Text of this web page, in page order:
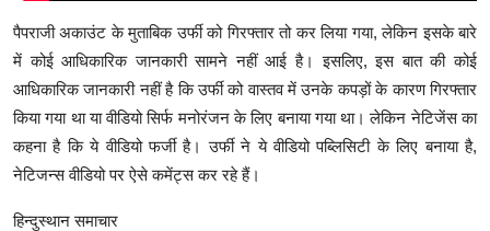
पैपराजी अकाउंट के मुताबिक उर्फी को गिरफ्तार तो कर लिया गया, लेकिन इसके बारे
में कोई आधिकारिक जानकारी सामने नहीं आई है। इसलिए, इस बात की कोई
आधिकारिक जानकारी नहीं है कि उर्फी को वास्तव में उनके कपड़ों के कारण गिरफ्तार
किया गया था या वीडियो सिर्फ मनोरंजन के लिए बनाया गया था। लेकिन नेटिजेंस का
कहना है कि ये वीडियो फर्जी है। उर्फी ने ये वीडियो पब्लिसिटी के लिए बनाया है,
नेटिजन्स वीडियो पर ऐसे कमेंट्स कर रहे हैं।
हिन्दुस्थान समाचार